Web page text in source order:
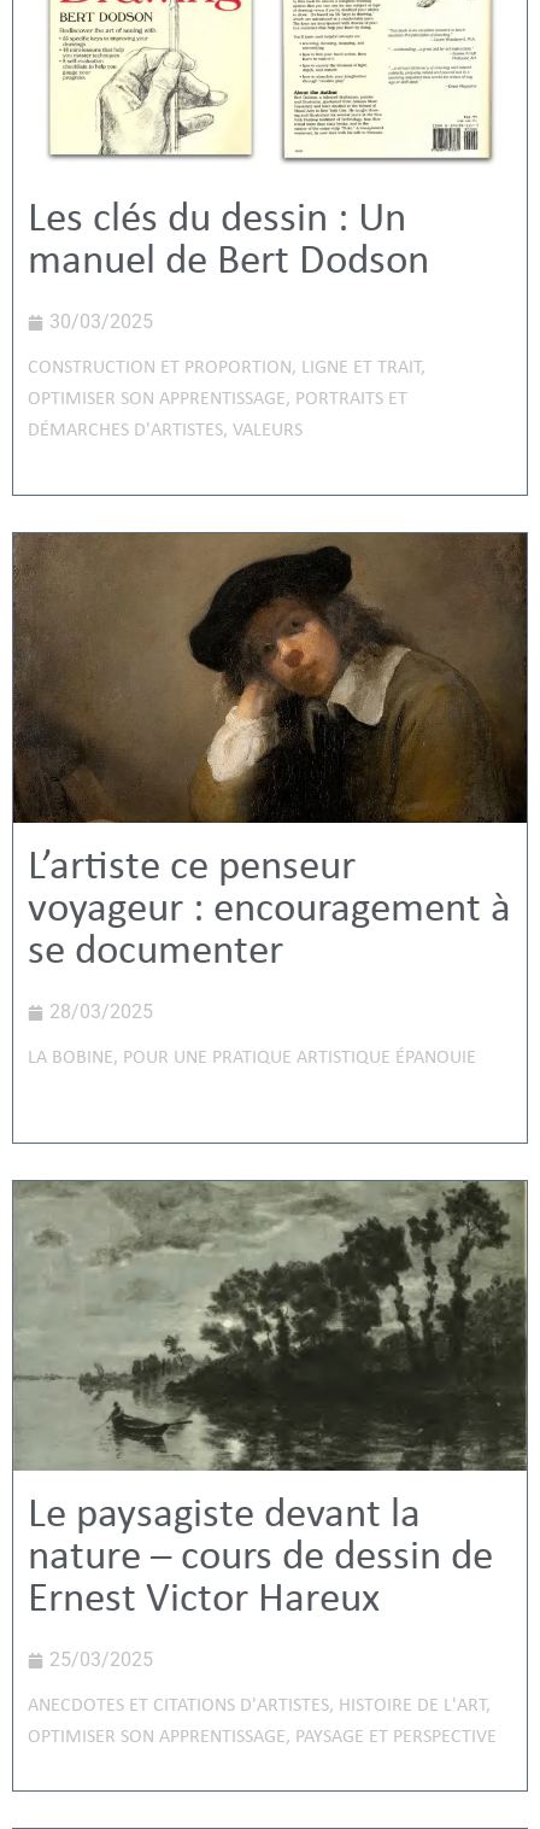
Les clés du dessin : Un
manuel de Bert Dodson
30/03/2025
CONSTRUCTION ET PROPORTION, LIGNE ET TRAIT,
OPTIMISER SON APPRENTISSAGE, PORTRAITS ET
DÉMARCHES D'ARTISTES, VALEURS
L’artiste ce penseur
voyageur : encouragement à
se documenter
28/03/2025
LA BOBINE, POUR UNE PRATIQUE ARTISTIQUE ÉPANOUIE
Le paysagiste devant la
nature – cours de dessin de
Ernest Victor Hareux
25/03/2025
ANECDOTES ET CITATIONS D'ARTISTES, HISTOIRE DE L'ART,
OPTIMISER SON APPRENTISSAGE, PAYSAGE ET PERSPECTIVE